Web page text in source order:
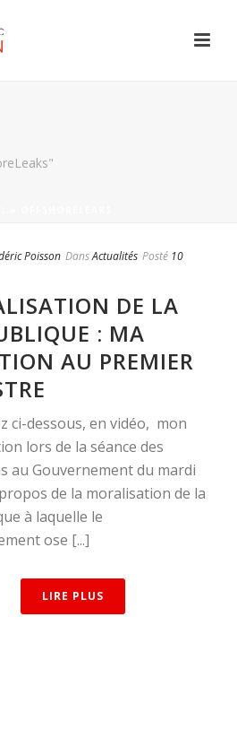
Poisson DansActualités Posté 10
DE LA
: MA
AU PREMIER
ci-dessous, en vidéo, mon
lors de la séance des
au Gouvernement du mardi
de la moralisation de la
à laquelle le
ose [...]
LIRE PLUS